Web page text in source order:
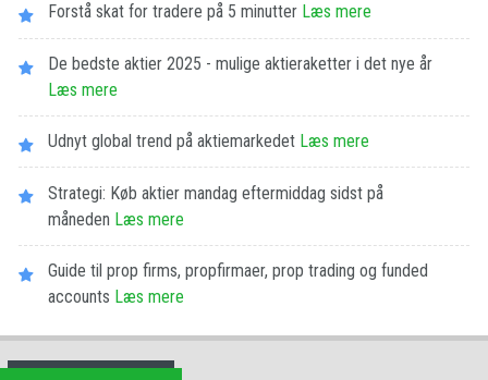
Forstå skat for tradere på 5 minutter Læs mere
De bedste aktier 2025 - mulige aktieraketter i det nye år
Læs mere
Udnyt global trend på aktiemarkedet Læs mere
Strategi: Køb aktier mandag eftermiddag sidst på
måneden Læs mere
Guide til prop firms, propfirmaer, prop trading og funded
accounts Læs mere